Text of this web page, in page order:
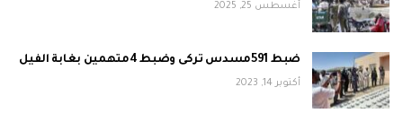
أغسطس 25, 2025
ضبط 591مسدس تركى وضبط 4متهمين بغابة الفيل
أكتوبر 14, 2023